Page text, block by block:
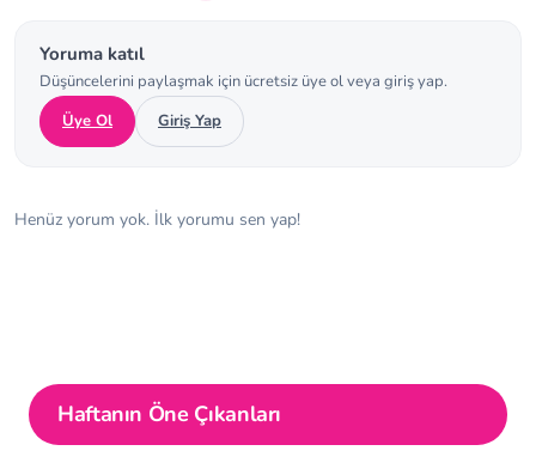
Yoruma katıl
Düşüncelerini paylaşmak için ücretsiz üye ol veya giriş yap.
Üye Ol
Giriş Yap
Henüz yorum yok. İlk yorumu sen yap!
Haftanın Öne Çıkanları